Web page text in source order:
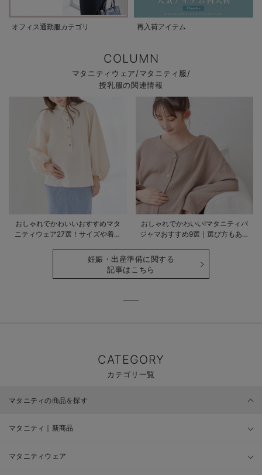
オフィス通勤服カテゴリ 再入荷アイテム
COLUMN
マタニティウェア/マタニティ服/
授乳服の関連情報
おしゃれでかわいいおすすめマタ
ニティウェア27選！サイズや着る
おしゃれでかわいい!マタニティパ
ジャマおすすめ9選｜選び方もあわ
妊娠・出産準備に関する
記事はこちら
CATEGORY
カテゴリ一覧
マタニティの商品を探す
マタニティ｜新商品
マタニティウェア